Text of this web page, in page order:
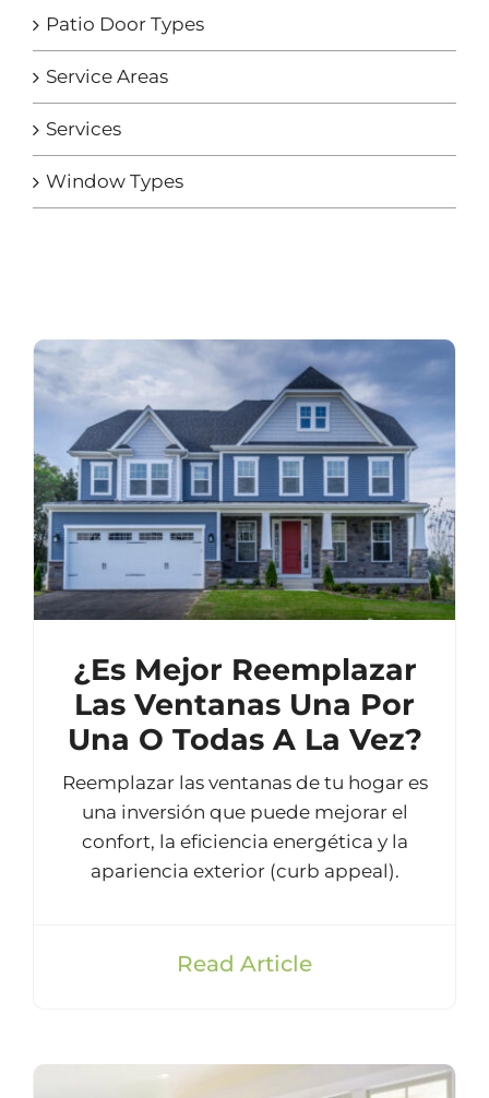
Patio Door Types
Service Areas
Services
Window Types
¿Es Mejor Reemplazar
Las Ventanas Una Por
Una O Todas A La Vez?
Reemplazar las ventanas de tu hogar es
una inversión que puede mejorar el
confort, la eficiencia energética y la
apariencia exterior (curb appeal).
Read Article